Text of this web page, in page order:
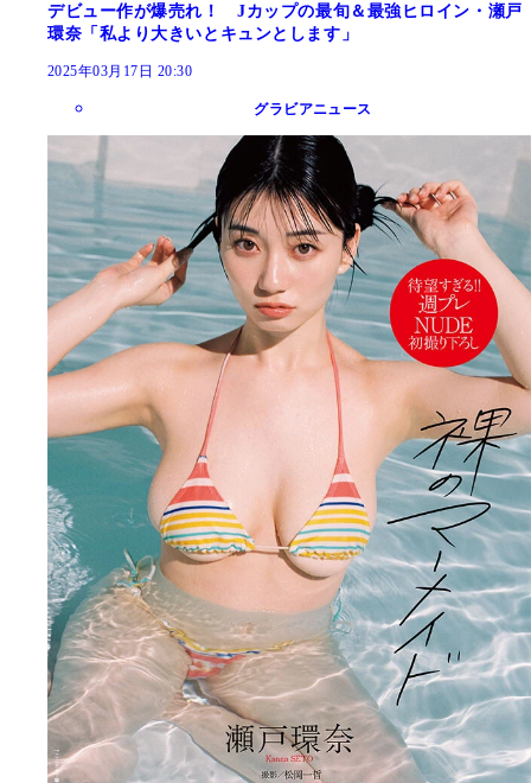
デビュー作が爆売れ！ Jカップの最旬＆最強ヒロイン・瀬戸
環奈「私より大きいとキュンとします」
2025年03月17日 20:30
グラビアニュース